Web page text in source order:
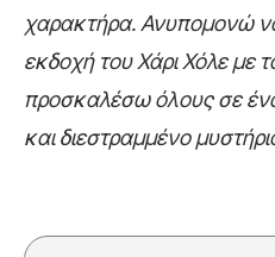
χαρακτήρα. Ανυπομονώ
εκδοχή του Χάρι Χόλε με
προσκαλέσω όλους σε
και διεστραμμένο